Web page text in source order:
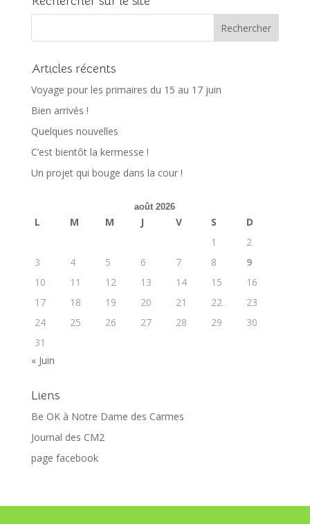
Articles récents
Voyage pour les primaires du 15 au 17 juin
Bien arrivés !
Quelques nouvelles
C’est bientôt la kermesse !
Un projet qui bouge dans la cour !
août 2026
L M M J V S
D
1
2
3
4 5 6 7 8
9
10
11 12 13 14 15
16
17
18 19 20 21 22
23
24
25 26 27 28 29
30
31
« Juin
Liens
Be OK à Notre Dame des Carmes
Journal des CM2
page facebook